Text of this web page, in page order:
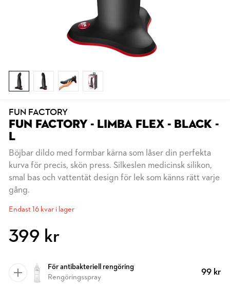
FUN FACTORY
FUN FACTORY - LIMBA FLEX - BLACK -
L
Böjbar dildo med formbar kärna som låser din perfekta
kurva för precis, skön press. Silkeslen medicinsk silikon,
smal bas och vattentät design för lek som känns rätt varje
gång.
Endast 16 kvar i lager
399 kr
För antibakteriell rengöring
Rengöringsspray
99 kr